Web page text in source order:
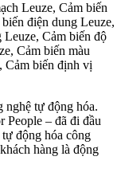
Leuze, Cảm biến
điện dung Leuze,
Leuze, Cảm biến độ
Cảm biến màu
Cảm biến định vị
nghệ tự động hóa.
People – đã đi đầu
động hóa công
hàng là động